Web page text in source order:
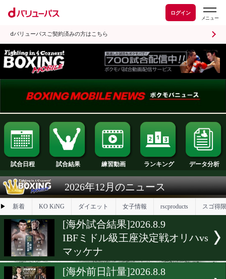
ログイン
dバリューパスご契約済みの方はこちら
試合日程 試合結果 練習動画 ランキング
2026年12月のニュース
新着 KO KiNG ダイエット
[海外試合結果]2026.8.9